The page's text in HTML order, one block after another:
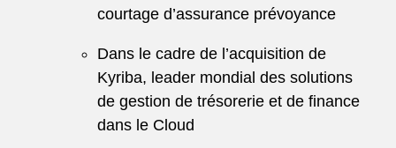
courtage d’assurance prévoyance
Dans le cadre de l’acquisition de
Kyriba, leader mondial des solutions
de gestion de trésorerie et de finance
dans le Cloud